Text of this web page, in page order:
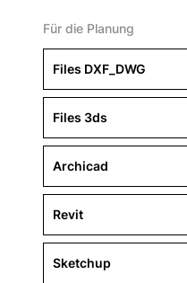
Für die Planung
Files DXF_DWG
Files 3ds
Archicad
Revit
Sketchup